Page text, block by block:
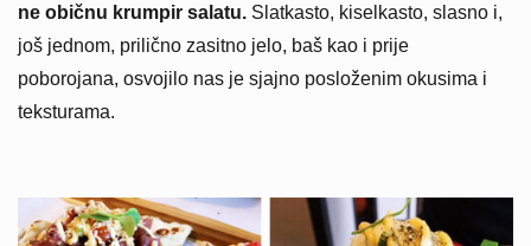
ne običnu krumpir salatu. Slatkasto, kiselkasto, slasno i,
još jednom, prilično zasitno jelo, baš kao i prije
poborojana, osvojilo nas je sjajno posloženim okusima i
teksturama.